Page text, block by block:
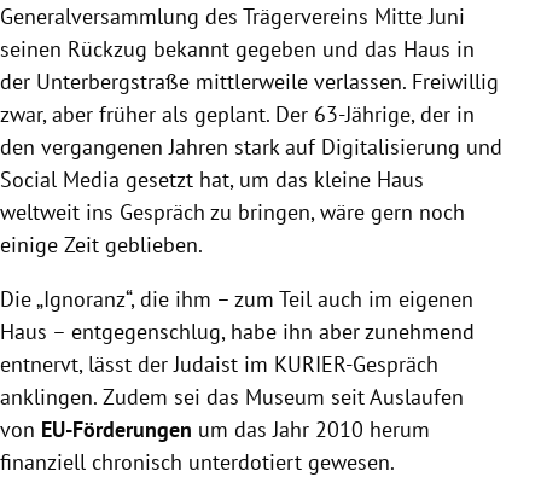
Generalversammlung des Trägervereins Mitte Juni
seinen Rückzug bekannt gegeben und das Haus in
der Unterbergstraße mittlerweile verlassen. Freiwillig
zwar, aber früher als geplant. Der 63-Jährige, der in
den vergangenen Jahren stark auf Digitalisierung und
Social Media gesetzt hat, um das kleine Haus
weltweit ins Gespräch zu bringen, wäre gern noch
einige Zeit geblieben.
Die „Ignoranz“, die ihm – zum Teil auch im eigenen
Haus – entgegenschlug, habe ihn aber zunehmend
entnervt, lässt der Judaist im KURIER-Gespräch
anklingen. Zudem sei das Museum seit Auslaufen
von EU-Förderungen um das Jahr 2010 herum
finanziell chronisch unterdotiert gewesen.